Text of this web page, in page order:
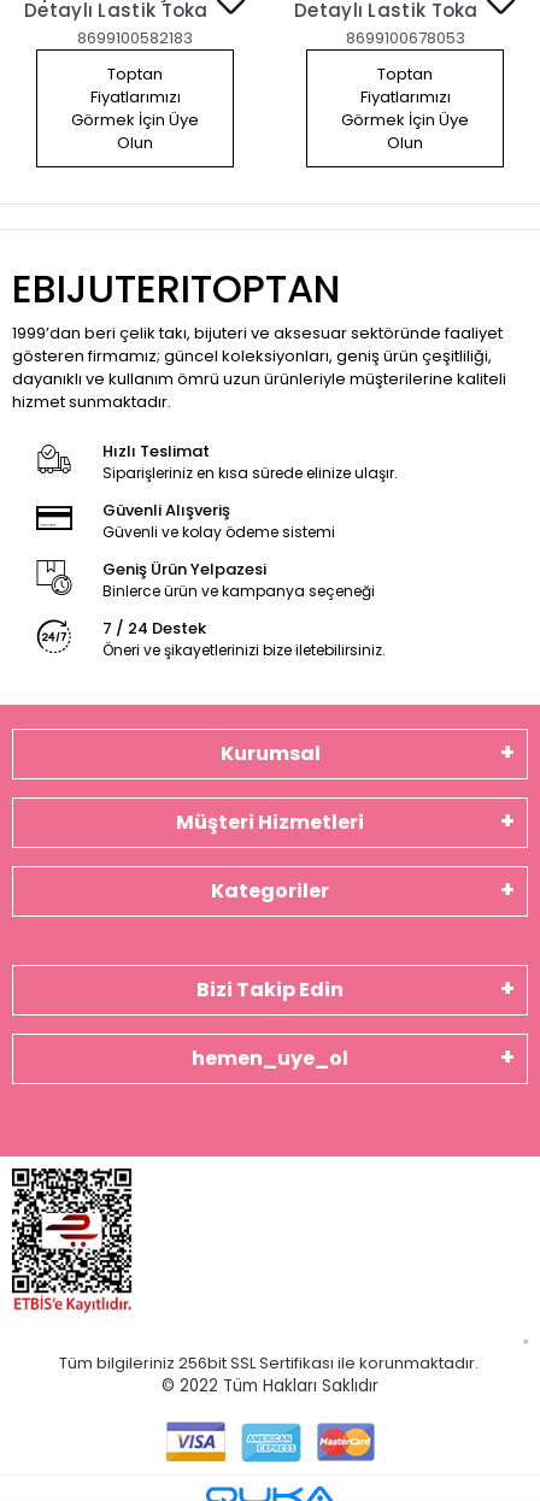
Detaylı Lastik Toka
8699100582183
Toptan
Fiyatlarımızı
Görmek İçin Üye
Olun
Detaylı Lastik Toka
8699100678053
Toptan
Fiyatlarımızı
Görmek İçin Üye
Olun
EBIJUTERITOPTAN
1999’dan beri çelik takı, bijuteri ve aksesuar sektöründe faaliyet
gösteren firmamız; güncel koleksiyonları, geniş ürün çeşitliliği,
dayanıklı ve kullanım ömrü uzun ürünleriyle müşterilerine kaliteli
hizmet sunmaktadır.
Hızlı Teslimat
Siparişleriniz en kısa sürede elinize ulaşır.
Güvenli Alışveriş
Güvenli ve kolay ödeme sistemi
Geniş Ürün Yelpazesi
Binlerce ürün ve kampanya seçeneği
7 / 24 Destek
Öneri ve şikayetlerinizi bize iletebilirsiniz.
Kurumsal
Müşteri Hizmetleri
Kategoriler
Bizi Takip Edin
hemen_uye_ol
Tüm bilgileriniz 256bit SSL Sertifikası ile korunmaktadır.
© 2022 Tüm Hakları Saklıdır